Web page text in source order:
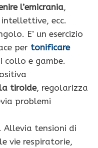
l’emicrania,
ecc.
E’ un esercizio
per tonificare
collo e gambe.
tiroide, regolarizza
problemi
Allevia tensioni di
vie respiratorie,